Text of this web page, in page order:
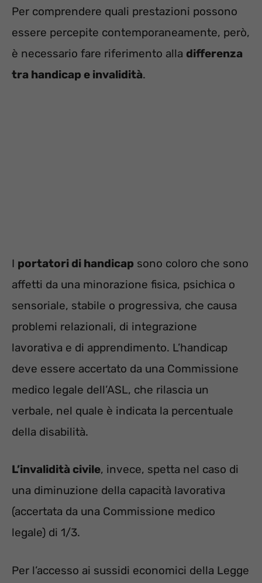
Per comprendere quali prestazioni possono
essere percepite contemporaneamente, però,
è necessario fare riferimento alla differenza
tra handicap e invalidità.
I portatori di handicap sono coloro che sono
affetti da una minorazione fisica, psichica o
sensoriale, stabile o progressiva, che causa
problemi relazionali, di integrazione
lavorativa e di apprendimento. L’handicap
deve essere accertato da una Commissione
medico legale dell’ASL, che rilascia un
verbale, nel quale è indicata la percentuale
della disabilità.
L’invalidità civile, invece, spetta nel caso di
una diminuzione della capacità lavorativa
(accertata da una Commissione medico
legale) di 1/3.
Per l’accesso ai sussidi economici della Legge